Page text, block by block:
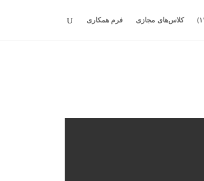
کلاس‌های مجازی فرم همکاری